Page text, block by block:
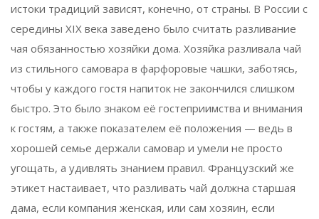
истоки традиций зависят, конечно, от страны. В России с
середины XIX века заведено было считать разливание
чая обязанностью хозяйки дома. Хозяйка разливала чай
из стильного самовара в фарфоровые чашки, заботясь,
чтобы у каждого гостя напиток не закончился слишком
быстро. Это было знаком её гостеприимства и внимания
к гостям, а также показателем её положения — ведь в
хорошей семье держали самовар и умели не просто
угощать, а удивлять знанием правил. Французский же
этикет настаивает, что разливать чай должна старшая
дама, если компания женская, или сам хозяин, если